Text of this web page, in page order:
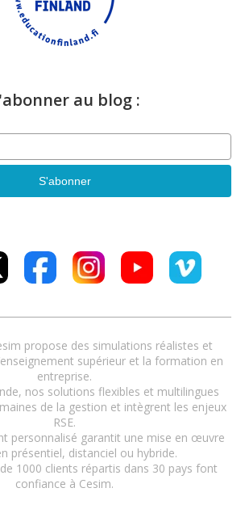
au blog :
propose des simulations réalistes et
supérieur et la formation en
entreprise.
nos solutions flexibles et multilingues
de la gestion et intègrent les enjeux
RSE.
personnalisé garantit une mise en œuvre
présentiel, distanciel ou hybride.
1000 clients répartis dans 30 pays font
confiance à Cesim.